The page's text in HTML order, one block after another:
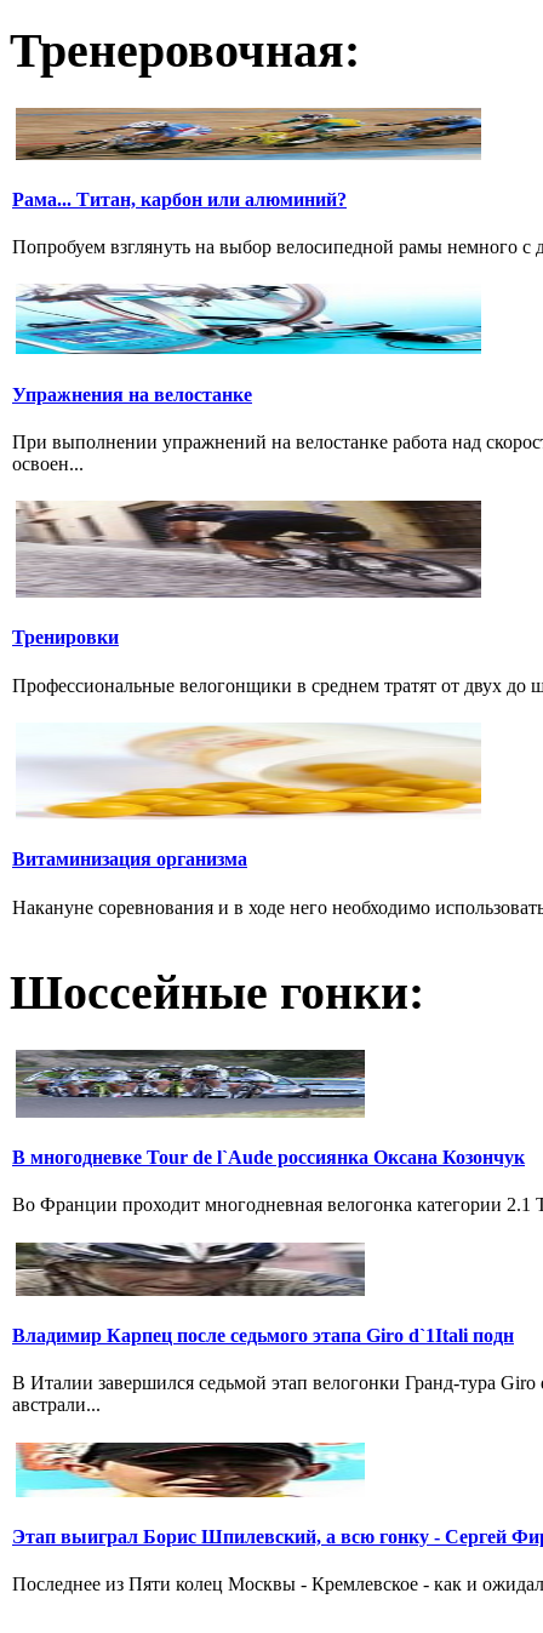
Тренеровочная:
Рама... Титан, карбон или алюминий?
Попробуем взглянуть на выбор велосипедной рамы немного с
Упражнения на велостанке
При выполнении упражнений на велостанке работа над
освоен...
Тренировки
Профессиональные велогонщики в среднем тратят от двух до
Витаминизация организма
Накануне соревнования и в ходе него необходимо
Шоссейные гонки:
В многодневке Tour de l`Aude россиянка Оксана Козончук
Во Франции проходит многодневная велогонка категории
Владимир Карпец после седьмого этапа Giro d`1Itali подн
В Италии завершился седьмой этап велогонки Гранд-тура
австрали...
Этап выиграл Борис Шпилевский, а всю гонку - Сергей
Последнее из Пяти колец Москвы - Кремлевское - как и